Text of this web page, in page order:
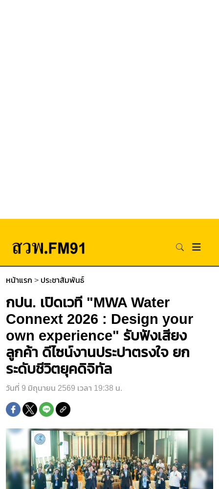
หน้าแรก > ประชาสัมพันธ์
กปน. เปิดเวที "MWA Water
Connext 2026 : Design your
own experience" รับฟังเสียง
ลูกค้า ดีไซน์งานประปาตรงใจ ยก
ระดับชีวิตยุคดิจิทัล
วันที่ 9 มิถุนายน 2569 เวลา 19:38 น.